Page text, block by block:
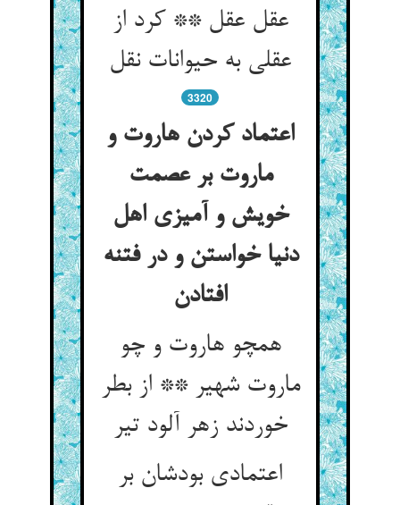
عقل عقل ** کرد از
3320
اعتماد کردن هاروت و
ماروت بر عصمت
خویش و آمیزی اهل
دنیا خواستن و در فتنه
همچو هاروت و چو
ماروت شهیر ** از بطر
خوردند زهر آلود تیر
اعتمادی بودشان بر